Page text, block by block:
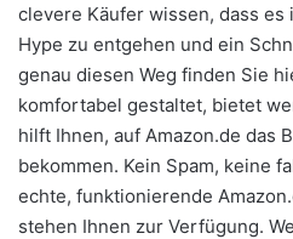
clevere Käufer wissen, dass es
Hype zu entgehen und ein
genau diesen Weg finden Sie
komfortabel gestaltet, bietet
hilft Ihnen, auf Amazon.de das
bekommen. Kein Spam, keine
echte, funktionierende
stehen Ihnen zur Verfügung.